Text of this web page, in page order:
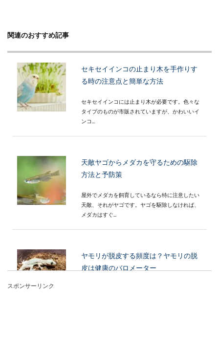
関連のおすすめ記事
セキセイインコの止まり木を手作りす
る時の注意点と簡単な方法
セキセイインコには止まり木が必要です。色々な
タイプのものが市販されていますが、かわいいイ
ンコ...
天敵ヤゴからメダカを守るための駆除
方法と予防策
屋外でメダカを飼育しているなら特に注意したい
天敵、それがヤゴです。ヤゴを駆除しなければ、
メダカはすぐ...
ヤモリが脱皮する頻度は？ヤモリの脱
皮は健康のバロメーター
スポンサーリンク